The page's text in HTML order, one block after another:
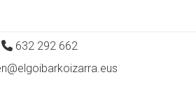
632 292 662